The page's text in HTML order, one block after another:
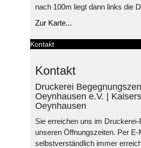
nach 100m liegt dann links die
Zur Karte...
Kontakt
Kontakt
Druckerei
Oeynhausen e.V. |
Oeynhausen
Sie erreichen uns im
unseren Öffnungszeiten. Per E-
selbstverständlich immer